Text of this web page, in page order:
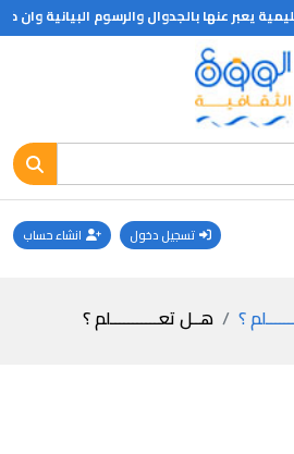
يعبر عنها بالجدوال والرسوم
تسجيل دخول انشاء حساب
؟ هــل تعـــــــــــلم ؟